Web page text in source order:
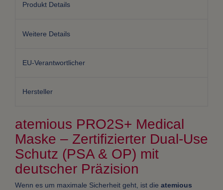
Produkt Details
Weitere Details
EU-Verantwortlicher
Hersteller
atemious PRO2S+ Medical
Maske – Zertifizierter Dual-Use
Schutz (PSA & OP) mit
deutscher Präzision
Wenn es um maximale Sicherheit geht, ist die atemious